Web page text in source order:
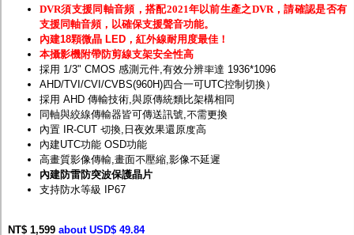
DVR須支援同軸音頻，搭配2021年以前生產之DVR，請確認是否有
支援同軸音頻，以確保支援聲音功能。
內建18顆微晶 LED，紅外線耐用度最佳！
本攝影機附帶防剪線支架安全性高
採用 1/3" CMOS 感測元件,有效分辨率達 1936*1096
AHD/TVI/CVI/CVBS(960H)四合一可UTC控制切換）
採用 AHD 傳輸技術,與原傳統類比架構相同
同軸與絞線傳輸器皆可傳送訊號,不需更換
內置 IR-CUT 切換,日夜效果還原度高
內建UTC功能 OSD功能
高畫質影像傳輸,畫面不壓縮,影像不延遲
內建防雷防突波保護晶片
支持防水等級 IP67
NT$ 1,599 about USD$ 49.84